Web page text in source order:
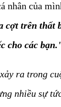
nhân của
cợt trên thất
cho các
ra trong
nhiều sự